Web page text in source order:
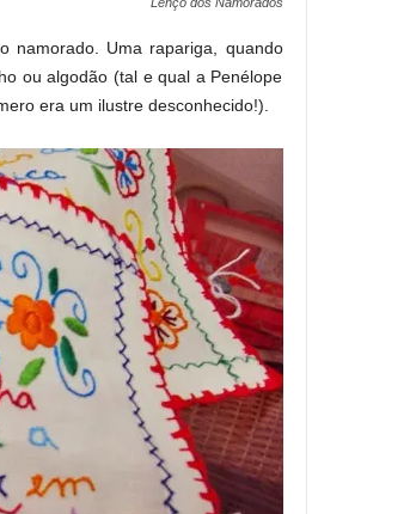
namorado. Uma rapariga, quando
ou algodão (tal e qual a Penélope
era um ilustre desconhecido!).